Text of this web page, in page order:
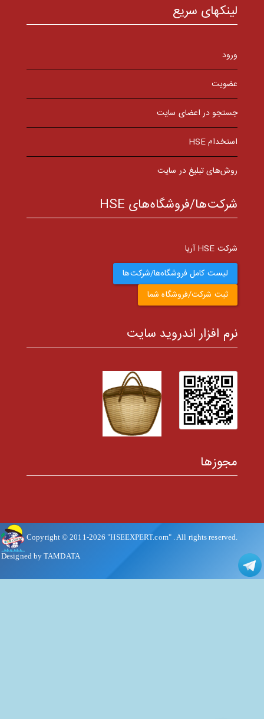
لینکهای سریع
ورود
عضویت
جستجو در اعضای سایت
استخدام HSE
روش‌های تبلیغ در سایت
شرکت‌ها/فروشگاه‌های HSE
شرکت HSE آریا
لیست کامل فروشگاه‌ها/شرکت‌ها
ثبت شرکت/فروشگاه شما
نرم افزار اندروید سایت
مجوزها
Copyright © 2011-2026 "HSEEXPERT.com". All rights reserved.
Designed by TAMDATA